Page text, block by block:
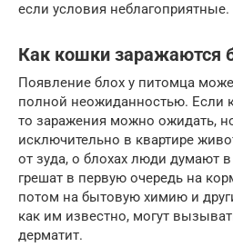
если условия неблагоприятные.
Как кошки заражаются
Появление блох у питомца
полной неожиданностью. Если
то заражения можно ожидать,
исключительно в квартире
от зуда, о блохах люди думают
грешат в первую очередь на
потом на бытовую химию и
как им известно, могут
дерматит.